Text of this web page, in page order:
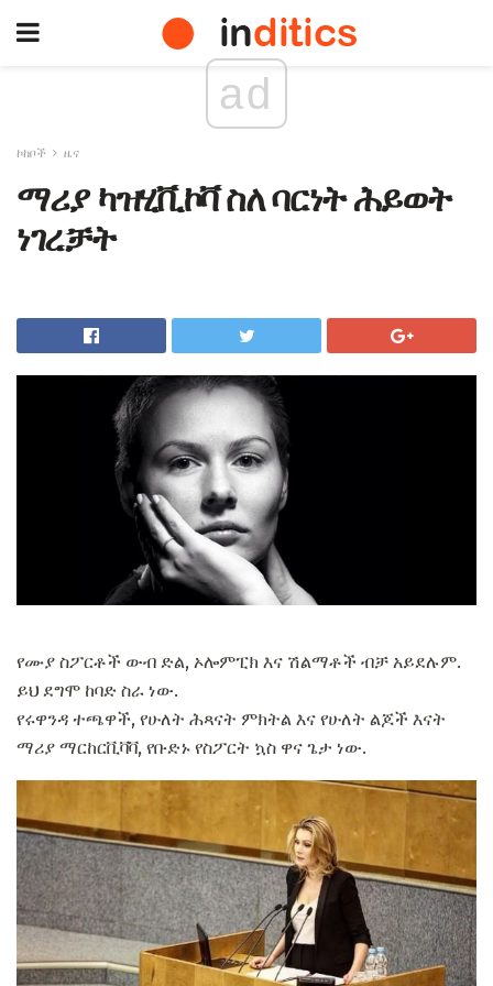
ad
ኮከቦች ዜና
ማሪያ ካዝሂቪኮቫ ስለ ባርነት ሕይወት
ነገረቻት
የሙያ ስፖርቶች ውብ ድል, ኦሎምፒክ እና ሽልማቶች ብቻ አይደሉም.
ይህ ደግሞ ከባድ ስራ ነው.
የሩዋንዳ ተጫዋች, የሁለት ሕጻናት ምክትል እና የሁለት ልጆች እናት
ማሪያ ማርከርቪቫቫ, የቡድኑ የስፖርት ኳስ ዋና ጌታ ነው.